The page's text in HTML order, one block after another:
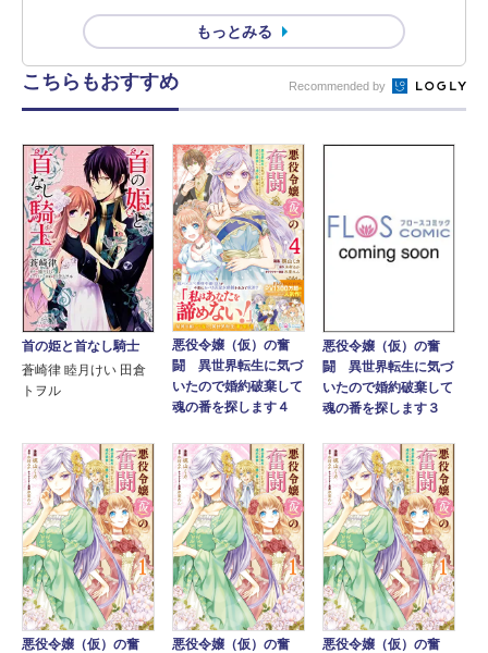
もっとみる
こちらもおすすめ Recommended by
首の姫と首なし騎士
蒼崎律 睦月けい 田倉
トヲル
悪役令嬢（仮）の奮
闘 異世界転生に気づ
いたので婚約破棄して
魂の番を探します４
悪役令嬢（仮）の奮
闘 異世界転生に気づ
いたので婚約破棄して
魂の番を探します３
悪役令嬢（仮）の奮
悪役令嬢（仮）の奮
悪役令嬢（仮）の奮